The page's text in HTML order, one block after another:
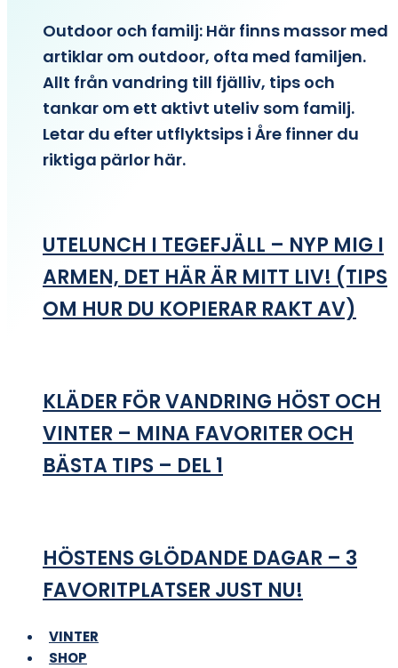
Outdoor och familj: Här finns massor med
artiklar om outdoor, ofta med familjen.
Allt från vandring till fjälliv, tips och
tankar om ett aktivt uteliv som familj.
Letar du efter utflyktsips i Åre finner du
riktiga pärlor här.
UTELUNCH I TEGEFJÄLL – NYP MIG I
ARMEN, DET HÄR ÄR MITT LIV! (TIPS
OM HUR DU KOPIERAR RAKT AV)
KLÄDER FÖR VANDRING HÖST OCH
VINTER – MINA FAVORITER OCH
BÄSTA TIPS – DEL 1
HÖSTENS GLÖDANDE DAGAR – 3
FAVORITPLATSER JUST NU!
VINTER
SHOP